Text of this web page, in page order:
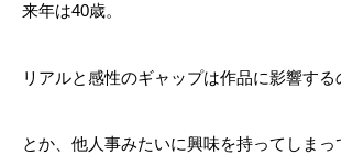
来年は40歳。
リアルと感性のギャップは作品に影響する
とか、他人事みたいに興味を持ってしまっ